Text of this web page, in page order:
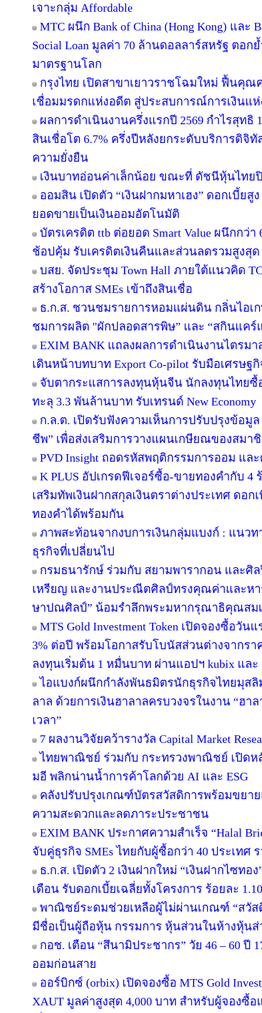
เจาะกลุ่ม Affordable
MTC ผนึก Bank of China (Hong Kong) และ
Social Loan มูลค่า 70 ล้านดอลลาร์สหรัฐ ตอ
มาตรฐานโลก
กรุงไทย เปิดสาขาเยาวราชโฉมใหม่ ฟื้นคุ
เชื่อมมรดกแห่งอดีต สู่ประสบการณ์การเงินแ
ผลการดำเนินงานครึ่งแรกปี 2569 กำไรสุทธิ
สินเชื่อโต 6.7% ครึ่งปีหลังยกระดับบริการดิจิ
ความยั่งยืน
เงินบาทอ่อนค่าเล็กน้อย ขณะที่ ดัชนีหุ้นไทย
ออมสิน เปิดตัว “เงินฝากมหาเฮง” ดอกเบี้ยสู
ยอดขายเป็นเงินออมอัตโนมัติ
บัตรเครดิต ttb ต่อยอด Smart Value ผนึกก
ช้อปคุ้ม รับเครดิตเงินคืนและส่วนลดรวมสูงสุด
บสย. จัดประชุม Town Hall ภายใต้แนวคิด
สร้างโอกาส SMEs เข้าถึงสินเชื่อ
ธ.ก.ส. ชวนชมรายการหอมแผ่นดิน กลิ่นไอเ
ชมการผลิต "ผักปลอดสารพิษ” และ “สกินแค
EXIM BANK แถลงผลการดำเนินงานไตรมา
เดินหน้าบทบาท Export Co-pilot รับมือเศรษฐ
จับตากระแสการลงทุนหุ้นจีน นักลงทุนไทยซื้อ
ทะลุ 3.3 พันล้านบาท รับเทรนด์ New Economy
ก.ล.ต. เปิดรับฟังความเห็นการปรับปรุงข้อมูล
ชีพ” เพื่อส่งเสริมการวางแผนเกษียณของสมา
PVD Insight ถอดรหัสพฤติกรรมการออม แล
K PLUS อัปเกรดฟีเจอร์ซื้อ-ขายทองคำกับ 4
เสริมทัพเงินฝากสกุลเงินตราต่างประเทศ ดอก
ทองคำได้พร้อมกัน
ภาพสะท้อนจากงบการเงินกลุ่มแบงก์ : แนว
ธุรกิจที่เปลี่ยนไป
กรมธนารักษ์ ร่วมกับ สยามพารากอน และศิ
เหรียญ และงานประณีตศิลป์ทรงคุณค่าและห
ษาปณศิลป์” น้อมรำลึกพระมหากรุณาธิคุณสม
MTS Gold Investment Token เปิดจองซื้อวั
3% ต่อปี พร้อมโอกาสรับโบนัสส่วนต่างจากร
ลงทุนเริ่มต้น 1 หมื่นบาท ผ่านแอปฯ kubix และ
ไอแบงก์ผนึกกำลังพันธมิตรนักธุรกิจไทยมุส
ลาล ด้วยการเงินฮาลาลครบวงจรในงาน “ฮา
เวลา”
7 ผลงานวิจัยคว้ารางวัล Capital Market
ไทยพาณิชย์ ร่วมกับ กระทรวงพาณิชย์ เปิดหลั
มอี พลิกน่านน้ำการค้าโลกด้วย AI และ ESG
คลังปรับปรุงเกณฑ์บัตรสวัสดิการพร้อมขยา
ความสะดวกและลดภาระประชาชน
EXIM BANK ประกาศความสำเร็จ “Halal
จับคู่ธุรกิจ SMEs ไทยกับผู้ซื้อกว่า 40 ประเทศ ร
ธ.ก.ส. เปิดตัว 2 เงินฝากใหม่ “เงินฝากไซทอ
เดือน รับดอกเบี้ยเฉลี่ยทั้งโครงการ ร้อยละ
พาณิชย์ระดมช่วยเหลือผู้ไม่ผ่านเกณฑ์ “สวั
มีชื่อเป็นผู้ถือหุ้น กรรมการ หุ้นส่วนในห้างหุ้น
กอช. เตือน “สึนามิประชากร” วัย 46 – 60 ปี
ออมก่อนสาย
ออร์บิกซ์ (orbix) เปิดจองซื้อ MTS Gold
XAUT มูลค่าสูงสุด 4,000 บาท สำหรับผู้จองซื้